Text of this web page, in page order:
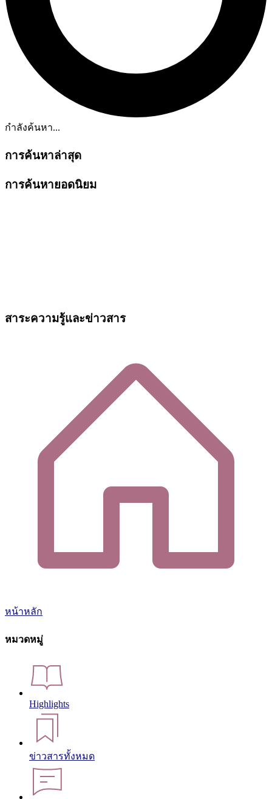
กำลังค้นหา...
การค้นหาล่าสุด
การค้นหายอดนิยม
สาระความรู้และข่าวสาร
หน้าหลัก
หมวดหมู่
Highlights
ข่าวสารทั้งหมด